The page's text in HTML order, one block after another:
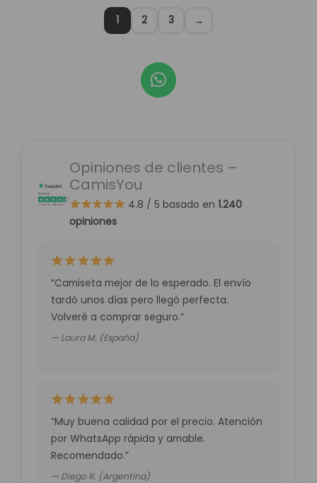
1 2 3 →
W
h
a
a
p
p
Opiniones de clientes –
CamisYou
4.8 / 5 basado en 1.240
opiniones
“Camiseta mejor de lo esperado. El envío
tardó unos días pero llegó perfecta.
Volveré a comprar seguro.”
— Laura M. (España)
“Muy buena calidad por el precio. Atención
por WhatsApp rápida y amable.
Recomendado.”
— Diego R. (Argentina)